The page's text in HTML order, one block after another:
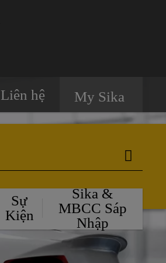
Liên hệ My Sika
Sự
Kiện
Sika &
MBCC Sáp
Nhập